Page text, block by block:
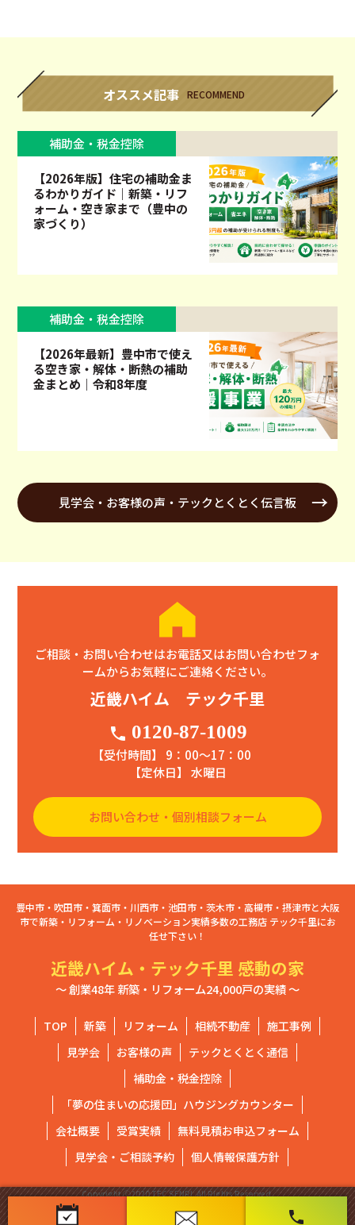
phone
オススメ記事 RECOMMEND
補助金・税金控除
【2026年版】住宅の補助金ま
るわかりガイド｜新築・リフ
ォーム・空き家まで（豊中の
家づくり）
補助金・税金控除
【2026年最新】豊中市で使え
る空き家・解体・断熱の補助
金まとめ｜令和8年度
見学会・お客様の声・テックとくとく伝言板
ご相談・お問い合わせはお電話又はお問い合わせフォ
ームからお気軽にご連絡ください。
近畿ハイム テック千里
phone 0120-87-1009
【受付時間】 9：00〜17：00
【定休日】 水曜日
お問い合わせ・個別相談フォーム
豊中市・吹田市・箕面市・川西市・池田市・茨木市・高槻市・摂津市と大阪
市で新築・リフォーム・リノベーション実績多数の工務店 テック千里にお
任せ下さい！
近畿ハイム・テック千里 感動の家
～ 創業48年 新築・リフォーム24,000戸の実績 ～
TOP 新築 リフォーム 相続不動産
施工事例
見学会
お客様の声
テックとくとく通信
補助金・税金控除
「夢の住まいの応援団」ハウジングカウンター
会社概要
受賞実績
無料見積お申込フォーム
見学会・ご相談予約
個人情報保護方針
Copyright ⓒ2020 TEC SENRI. All Rights Reserved.